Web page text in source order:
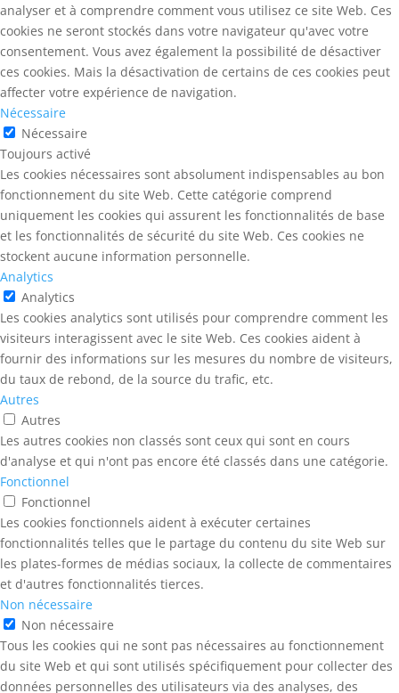
analyser et à comprendre comment vous utilisez ce site Web. Ces
cookies ne seront stockés dans votre navigateur qu'avec votre
consentement. Vous avez également la possibilité de désactiver
ces cookies. Mais la désactivation de certains de ces cookies peut
affecter votre expérience de navigation.
Nécessaire
Nécessaire
Toujours activé
Les cookies nécessaires sont absolument indispensables au bon
fonctionnement du site Web. Cette catégorie comprend
uniquement les cookies qui assurent les fonctionnalités de base
et les fonctionnalités de sécurité du site Web. Ces cookies ne
stockent aucune information personnelle.
Analytics
Analytics
Les cookies analytics sont utilisés pour comprendre comment les
visiteurs interagissent avec le site Web. Ces cookies aident à
fournir des informations sur les mesures du nombre de visiteurs,
du taux de rebond, de la source du trafic, etc.
Autres
Autres
Les autres cookies non classés sont ceux qui sont en cours
d'analyse et qui n'ont pas encore été classés dans une catégorie.
Fonctionnel
Fonctionnel
Les cookies fonctionnels aident à exécuter certaines
fonctionnalités telles que le partage du contenu du site Web sur
les plates-formes de médias sociaux, la collecte de commentaires
et d'autres fonctionnalités tierces.
Non nécessaire
Non nécessaire
Tous les cookies qui ne sont pas nécessaires au fonctionnement
du site Web et qui sont utilisés spécifiquement pour collecter des
données personnelles des utilisateurs via des analyses, des